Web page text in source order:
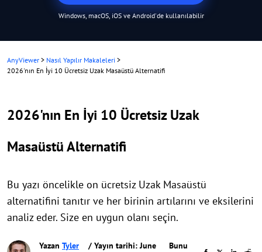
Windows, macOS, iOS ve Android'de kullanılabilir
AnyViewer > Nasıl Yapılır Makaleleri >
2026'nın En İyi 10 Ücretsiz Uzak Masaüstü Alternatifi
2026'nın En İyi 10 Ücretsiz Uzak
Masaüstü Alternatifi
Bu yazı öncelikle on ücretsiz Uzak Masaüstü
alternatifini tanıtır ve her birinin artılarını ve eksilerini
analiz eder. Size en uygun olanı seçin.
Yazan Tyler
/ Yayın tarihi: June
Bunu